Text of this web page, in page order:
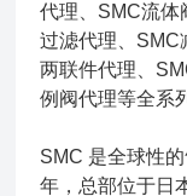
代理、SMC流体
过滤代理、SMC
两联件代理、
例阀代理等全系
SMC 是全球性
年，总部位于日